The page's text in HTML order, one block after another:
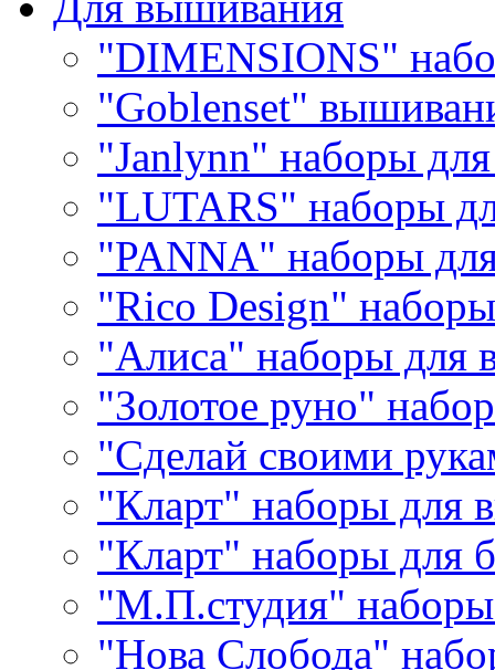
"DIMENSIONS"
"Goblenset"
"Janlynn" наборы
"LUTARS" наборы
"PANNA" наборы
"Rico Design"
"Алиса" наборы для
"Золотое руно"
"Сделай своими
"Кларт" наборы для
"Кларт" наборы для
"М.П.студия"
"Нова Слобода"